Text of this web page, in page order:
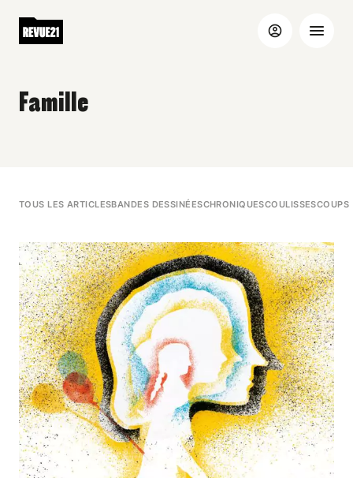
Famille
TOUS LES ARTICLESBANDES DESSINÉESCHRONIQUESCOULISSESCOUPS